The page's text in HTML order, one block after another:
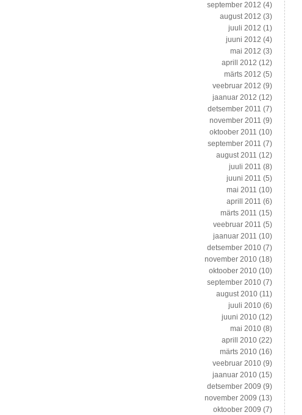
september 2012 (4)
august 2012 (3)
juuli 2012 (1)
juuni 2012 (4)
mai 2012 (3)
aprill 2012 (12)
märts 2012 (5)
veebruar 2012 (9)
jaanuar 2012 (12)
detsember 2011 (7)
november 2011 (9)
oktoober 2011 (10)
september 2011 (7)
august 2011 (12)
juuli 2011 (8)
juuni 2011 (5)
mai 2011 (10)
aprill 2011 (6)
märts 2011 (15)
veebruar 2011 (5)
jaanuar 2011 (10)
detsember 2010 (7)
november 2010 (18)
oktoober 2010 (10)
september 2010 (7)
august 2010 (11)
juuli 2010 (6)
juuni 2010 (12)
mai 2010 (8)
aprill 2010 (22)
märts 2010 (16)
veebruar 2010 (9)
jaanuar 2010 (15)
detsember 2009 (9)
november 2009 (13)
oktoober 2009 (7)